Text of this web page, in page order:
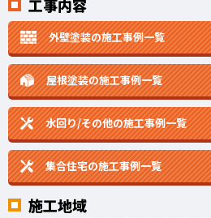
工事内容
外壁塗装の施工事例一覧
屋根塗装の施工事例一覧
水回り/その他の施工事例一覧
集合住宅の施工事例一覧
施工地域